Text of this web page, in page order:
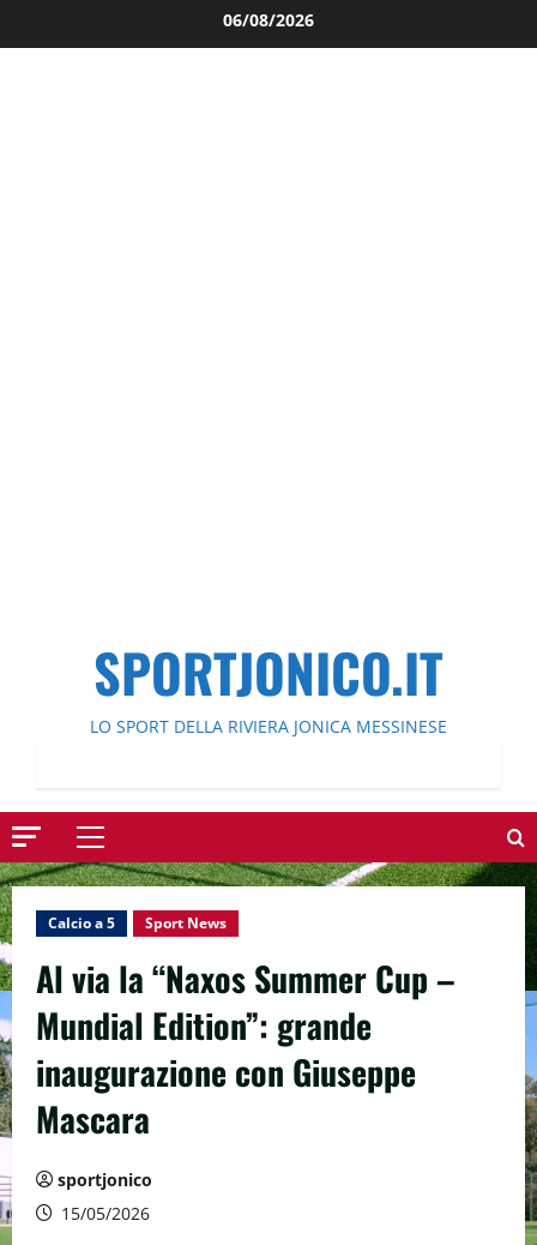
al
06/08/2026
SPORTJONICO.IT
LO SPORT DELLA RIVIERA JONICA MESSINESE
Menu
principale
Calcio a 5 Sport News
Al via la “Naxos Summer Cup –
Mundial Edition”: grande
inaugurazione con Giuseppe
Mascara
sportjonico
15/05/2026